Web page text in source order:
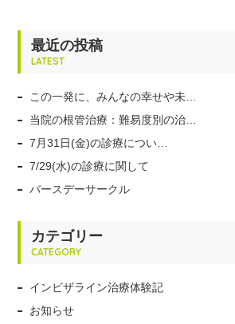
最近の投稿
LATEST
この一発に、みんなの幸せや未…
当院の根管治療：難易度別の治…
7月31日(金)の診療につい…
7/29(水)の診療に関して
バースデーサークル
カテゴリー
CATEGORY
インビザライン治療体験記
お知らせ